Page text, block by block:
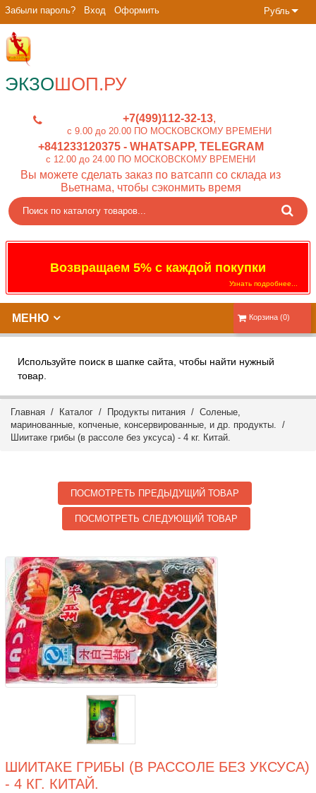
Рубль
Забыли пароль? Вход Оформить
ЭКЗОШОП.РУ
+7(499)112-32-13
c 9.00 до 20.00 ПО МОСКОВСКОМУ ВРЕМЕНИ
+841233120375- WHATSAPP, TELEGRAM
c 12.00 до 24.00 ПО МОСКОВСКОМУ ВРЕМЕНИ
Вы можете сделать заказ по ватсапп со склада из
Вьетнама, чтобы сэконмить время
Возвращаем 5% с каждой покупки
Узнать подробнее...
Корзина (0)
МЕНЮ
Используйте поиск в шапке сайта, чтобы найти нужный
товар.
Главная / Каталог / Продукты питания / Соленые,
маринованные, копченые, консервированные, и др. продукты. /
Шиитаке грибы (в рассоле без уксуса) - 4 кг. Китай.
ПОСМОТРЕТЬ ПРЕДЫДУЩИЙ ТОВАР
ПОСМОТРЕТЬ СЛЕДУЮЩИЙ ТОВАР
ШИИТАКЕ ГРИБЫ (В РАССОЛЕ БЕЗ УКСУСА)
- 4 КГ. КИТАЙ.